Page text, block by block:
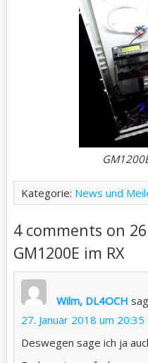
Kategorie: News und
4 comments on
GM1200E im RX
Wilm, DL4OCH
27. Januar 2018 um 20:35
Deswegen sage ich ja